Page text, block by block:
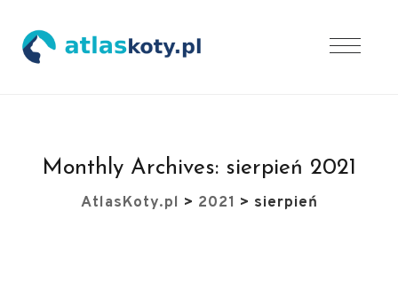
Monthly Archives: sierpień 2021
AtlasKoty.pl > 2021 > sierpień